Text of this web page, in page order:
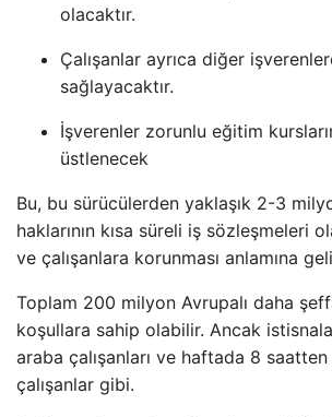
olacaktır.
Çalışanlar ayrıca diğer
sağlayacaktır.
İşverenler zorunlu eğitim
üstlenecek
Bu, bu sürücülerden yaklaşık 2-3
haklarının kısa süreli iş sözleşmeleri
ve çalışanlara korunması anlamına
Toplam 200 milyon Avrupalı ​​daha
koşullara sahip olabilir. Ancak
araba çalışanları ve haftada 8
çalışanlar gibi.